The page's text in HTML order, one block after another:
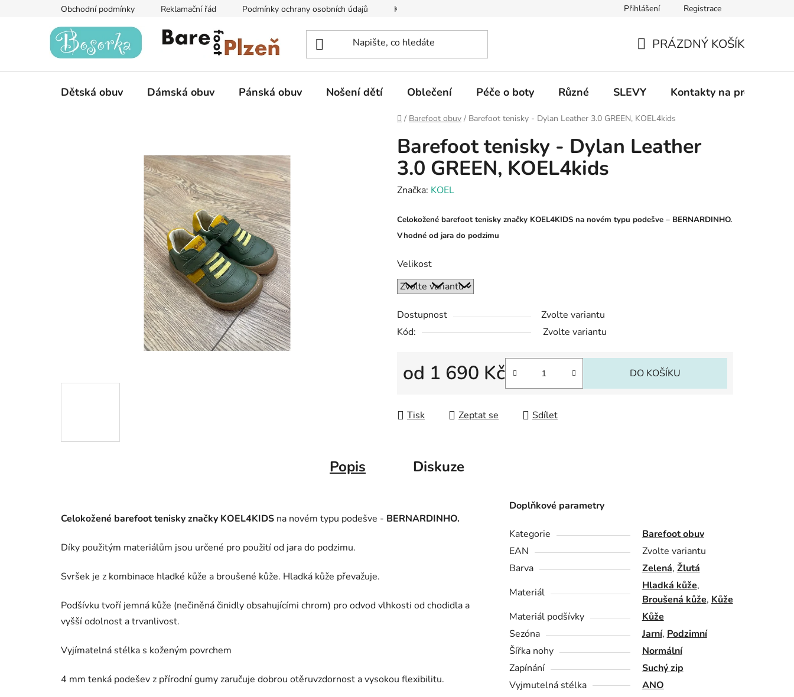
Obchodní podmínky Reklamační řád Podmínky ochrany osobních údajů Kontakty na prodejny Informace k on-line platbám Odstoupení od
Přihlášení Registrace
KOŠÍK
PRÁZDNÝ KOŠÍK
Dětská obuv Dámská obuv Pánská obuv Nošení dětí Oblečení Péče o boty Různé SLEVY Kontakty na prodejny
Domů
/ Barefoot obuv / Barefoot tenisky - Dylan Leather 3.0 GREEN, KOEL4kids
Barefoot tenisky - Dylan Leather
3.0 GREEN, KOEL4kids
Značka: KOEL
Celokožené barefoot tenisky značky KOEL4KIDS na novém typu podešve – BERNARDINHO.
Vhodné od jara do podzimu
Velikost
Dostupnost
Zvolte variantu
Kód:
Zvolte variantu
od 1 690 Kč DO KOŠÍKU
Tisk Zeptat se Sdílet
Popis Diskuze
Celokožené barefoot tenisky značky KOEL4KIDS na novém typu podešve - BERNARDINHO.
Díky použitým materiálům jsou určené pro použití od jara do podzimu.
Svršek je z kombinace hladké kůže a broušené kůže. Hladká kůže převažuje.
Podšívku tvoří jemná kůže (nečiněná činidly obsahujícími chrom) pro odvod vlhkosti od chodidla a
vyšší odolnost a trvanlivost.
Vyjímatelná stélka s koženým povrchem
4 mm tenká podešev z přírodní gumy zaručuje dobrou otěruvzdornost a vysokou flexibilitu.
Doplňkové parametry
Kategorie
Barefoot obuv
EAN
Zvolte variantu
Barva
Zelená, Žlutá
Materiál
Hladká kůže,
Broušená kůže, Kůže
Materiál podšívky
Kůže
Sezóna
Jarní, Podzimní
Šířka nohy
Normální
Zapínání
Suchý zip
Vyjmutelná stélka
ANO